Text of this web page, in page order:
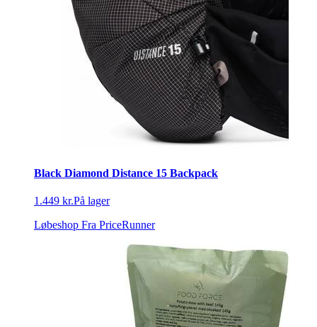
Black Diamond Distance 15 Backpack
1.449 kr.På lager
Løbeshop Fra PriceRunner